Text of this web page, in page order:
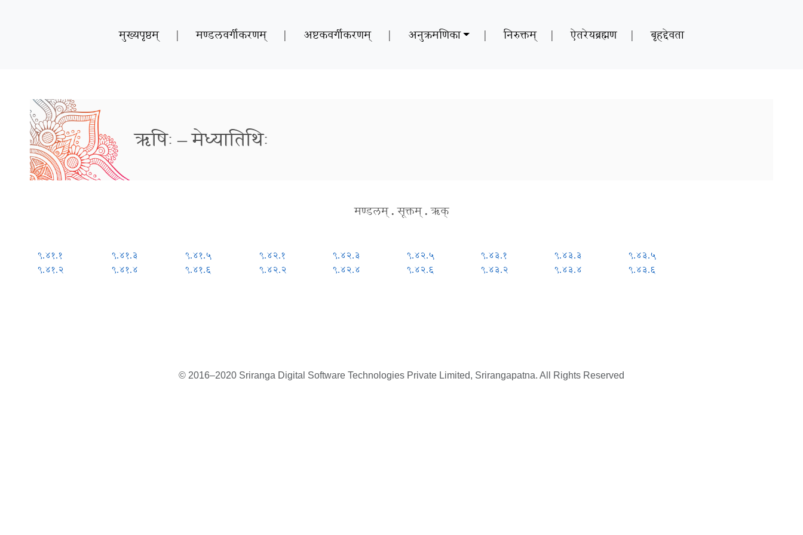
मुख्यपृष्ठम् | मण्डलवर्गीकरणम् | अष्टकवर्गीकरणम् | अनुक्रमणिका | निरुक्तम् | ऐतरेयब्रह्मण | बृहद्देवता
ऋषिः – मेध्यातिथिः
मण्डलम् . सूक्तम् . ऋक्
९.४१.१
९.४१.२
९.४१.३
९.४१.४
९.४१.५
९.४१.६
९.४२.१
९.४२.२
९.४२.३
९.४२.४
९.४२.५
९.४२.६
९.४३.१
९.४३.२
९.४३.३
९.४३.४
९.४३.५
९.४३.६
© 2016–2020 Sriranga Digital Software Technologies Private Limited, Srirangapatna. All Rights Reserved